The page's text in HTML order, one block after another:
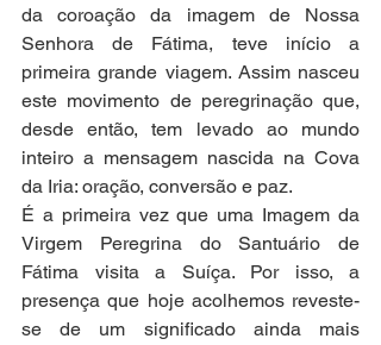
da coroação da imagem de Nossa
Senhora de Fátima, teve início a
primeira grande viagem. Assim nasceu
este movimento de peregrinação que,
desde então, tem levado ao mundo
inteiro a mensagem nascida na Cova
da Iria: oração, conversão e paz.
É a primeira vez que uma Imagem da
Virgem Peregrina do Santuário de
Fátima visita a Suíça. Por isso, a
presença que hoje acolhemos reveste-
se de um significado ainda mais